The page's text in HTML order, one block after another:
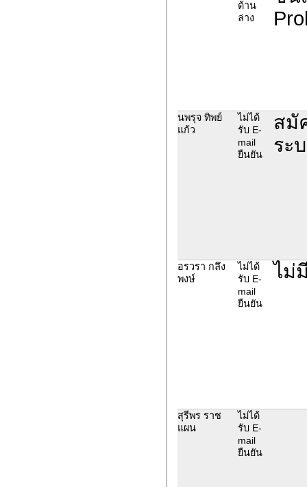
ด้าน
ล่าง
นพรุจ ทิพย์
แก้ว
ไม่ได้
รับ E-
mail
ยืนยัน
สมั
ระ
อรวรา กลึง
พงษ์
ไม่ได้
รับ E-
mail
ยืนยัน
ไม่
สุรีพร ราช
แผน
ไม่ได้
รับ E-
mail
ยืนยัน